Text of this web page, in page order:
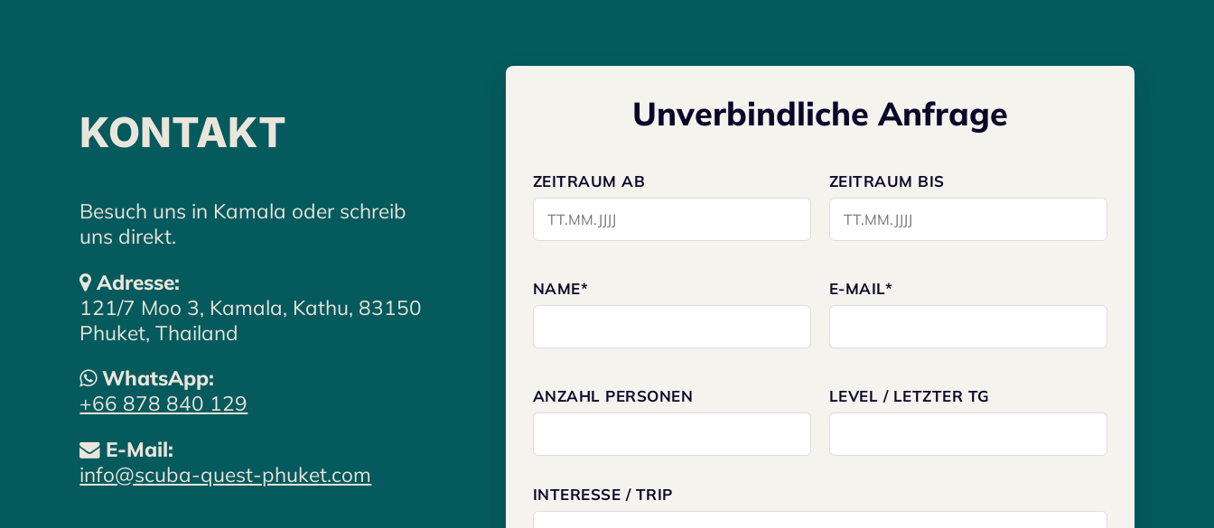
HINTERLASS UNS EINE NACHRICHT – WIR
MELDEN UNS DIREKT NACH DEM AUFTAUCHEN
KONTAKT
Besuch uns in Kamala oder schreib
uns direkt.
Adresse:
121/7 Moo 3, Kamala, Kathu, 83150
Phuket, Thailand
WhatsApp:
+66 878 840 129
E-Mail:
info@scuba-quest-phuket.com
Unverbindliche Anfrage
ZEITRAUM AB ZEITRAUM BIS
NAME* E-MAIL*
ANZAHL PERSONEN LEVEL / LETZTER TG
INTERESSE / TRIP